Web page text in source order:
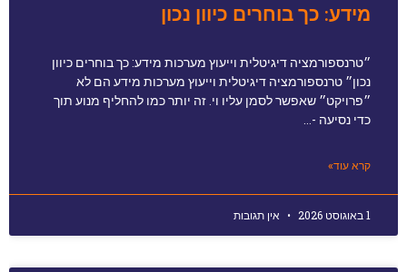
מידע: כך בוחרים כיוון נכון
״טרנספורמציה דיגיטלית וייעוץ מערכות מידע: כך בוחרים כיוון
נכון״ טרנספורמציה דיגיטלית וייעוץ מערכות מידע הם לא
״פרויקט״ שאפשר לסמן עליו וי. זה יותר כמו להחליף מנוע תוך
כדי נסיעה -…
קרא עוד»
1 באוגוסט 2026 אין תגובות